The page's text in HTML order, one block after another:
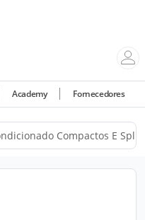
Academy Fornecedores
Compactos E